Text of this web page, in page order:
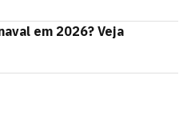
em 2026? Veja